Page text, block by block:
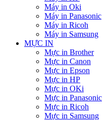
Máy in Oki
Máy in Panasonic
Máy in Ricoh
Máy in Samsung
MỰC IN
Mực in Brother
Mực in Canon
Mực in Epson
Mực in HP
Mực in OKi
Mực in Panasonic
Mực in Ricoh
Mực in Samsung